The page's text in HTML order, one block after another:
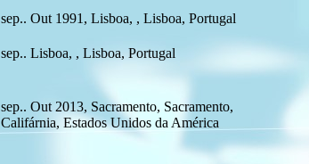
sep.. Out 1991, Lisboa, , Lisboa, Portugal
sep.. Lisboa, , Lisboa, Portugal
sep.. Out 2013, Sacramento, Sacramento,
Califárnia, Estados Unidos da América